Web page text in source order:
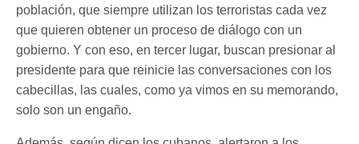
población, que siempre utilizan los terroristas cada vez
que quieren obtener un proceso de diálogo con un
gobierno. Y con eso, en tercer lugar, buscan presionar al
presidente para que reinicie las conversaciones con los
cabecillas, las cuales, como ya vimos en su memorando,
solo son un engaño.